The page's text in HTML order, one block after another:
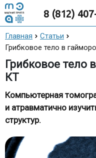
8 (812)
Главная
Статьи
Грибковое тело в
Грибковое тело
КТ
Компьютерная
и атравматично
структур.